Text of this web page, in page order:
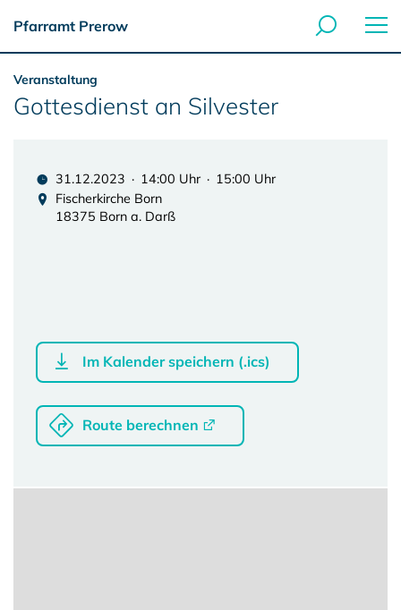
Pfarramt Prerow
Veranstaltung
Gottesdienst an Silvester
31.12.2023 · 14:00 Uhr · 15:00 Uhr
Fischerkirche Born
18375 Born a. Darß
Im Kalender speichern (.ics)
Route berechnen